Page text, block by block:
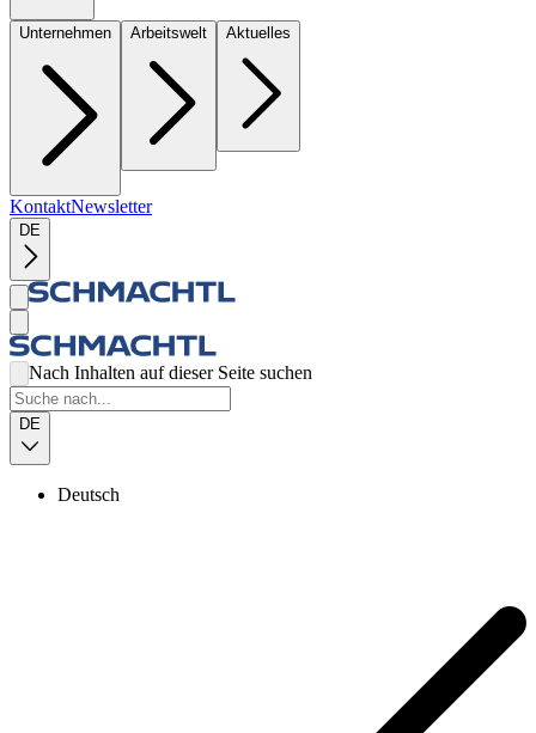
Unternehmen Arbeitswelt Aktuelles
KontaktNewsletter
DE
Nach Inhalten auf dieser Seite suchen
DE
Deutsch